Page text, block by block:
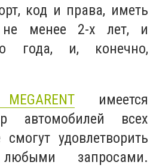
код и права, иметь
менее 2-х лет, и
года, и, конечно,
имеется
автомобилей всех
удовлетворить
запросами.